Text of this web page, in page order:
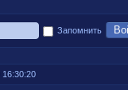
Запомнить
16:30:20